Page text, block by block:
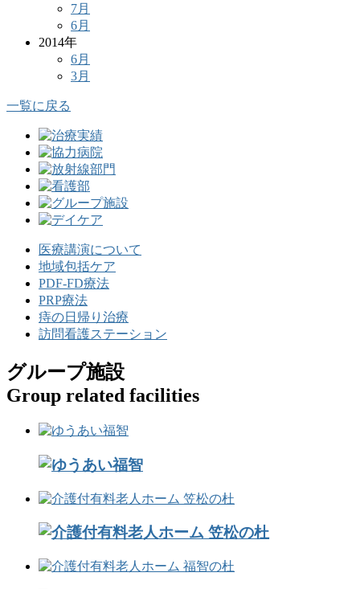
7月
6月
2014年
6月
3月
一覧に戻る
医療講演について
地域包括ケア
PDF-FD療法
PRP療法
痔の日帰り治療
訪問看護ステーション
グループ施設
Group related facilities